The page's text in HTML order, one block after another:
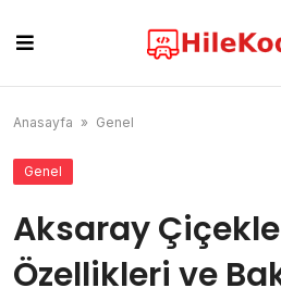
content
Anasayfa » Genel
Genel
Aksaray
Özellikleri ve